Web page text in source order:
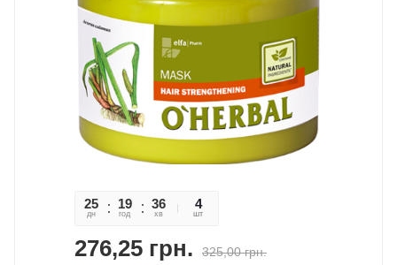
25
дн
19
год
36
хв
17
сек
4
шт
276,25 грн. 325,00грн.